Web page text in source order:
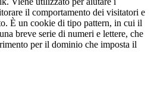
il comportamento dei visitatori e
È un cookie di tipo pattern, in cui il
breve serie di numeri e lettere, che
per il dominio che imposta il